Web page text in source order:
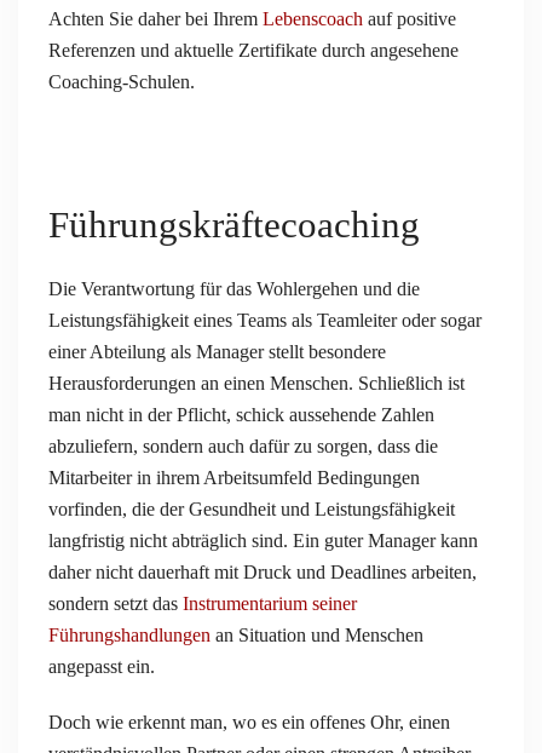
Achten Sie daher bei Ihrem Lebenscoach auf positive
Referenzen und aktuelle Zertifikate durch angesehene
Coaching-Schulen.
Führungskräftecoaching
Die Verantwortung für das Wohlergehen und die
Leistungsfähigkeit eines Teams als Teamleiter oder sogar
einer Abteilung als Manager stellt besondere
Herausforderungen an einen Menschen. Schließlich ist
man nicht in der Pflicht, schick aussehende Zahlen
abzuliefern, sondern auch dafür zu sorgen, dass die
Mitarbeiter in ihrem Arbeitsumfeld Bedingungen
vorfinden, die der Gesundheit und Leistungsfähigkeit
langfristig nicht abträglich sind. Ein guter Manager kann
daher nicht dauerhaft mit Druck und Deadlines arbeiten,
sondern setzt das Instrumentarium seiner
Führungshandlungen an Situation und Menschen
angepasst ein.
Doch wie erkennt man, wo es ein offenes Ohr, einen